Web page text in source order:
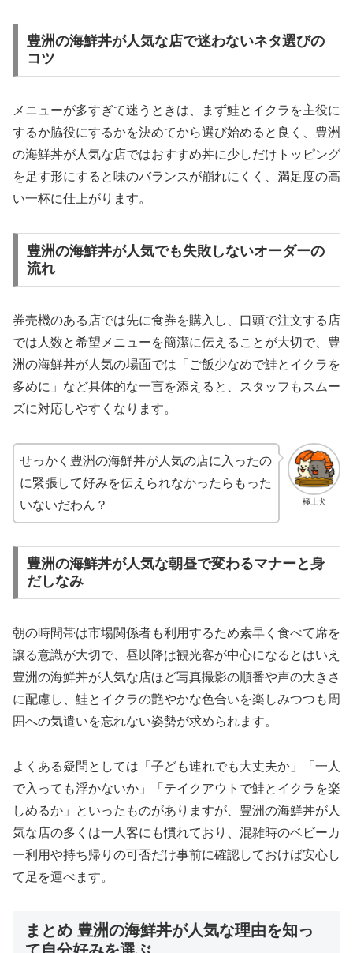
豊洲の海鮮丼が人気な店で迷わないネタ選びの
コツ
メニューが多すぎて迷うときは、まず鮭とイクラを主役に
するか脇役にするかを決めてから選び始めると良く、豊洲
の海鮮丼が人気な店ではおすすめ丼に少しだけトッピング
を足す形にすると味のバランスが崩れにくく、満足度の高
い一杯に仕上がります。
豊洲の海鮮丼が人気でも失敗しないオーダーの
流れ
券売機のある店では先に食券を購入し、口頭で注文する店
では人数と希望メニューを簡潔に伝えることが大切で、豊
洲の海鮮丼が人気の場面では「ご飯少なめで鮭とイクラを
多めに」など具体的な一言を添えると、スタッフもスムー
ズに対応しやすくなります。
極上犬
せっかく豊洲の海鮮丼が人気の店に入ったの
に緊張して好みを伝えられなかったらもった
いないだわん？
豊洲の海鮮丼が人気な朝昼で変わるマナーと身
だしなみ
朝の時間帯は市場関係者も利用するため素早く食べて席を
譲る意識が大切で、昼以降は観光客が中心になるとはいえ
豊洲の海鮮丼が人気な店ほど写真撮影の順番や声の大きさ
に配慮し、鮭とイクラの艶やかな色合いを楽しみつつも周
囲への気遣いを忘れない姿勢が求められます。
よくある疑問としては「子ども連れでも大丈夫か」「一人
で入っても浮かないか」「テイクアウトで鮭とイクラを楽
しめるか」といったものがありますが、豊洲の海鮮丼が人
気な店の多くは一人客にも慣れており、混雑時のベビーカ
ー利用や持ち帰りの可否だけ事前に確認しておけば安心し
て足を運べます。
まとめ 豊洲の海鮮丼が人気な理由を知っ